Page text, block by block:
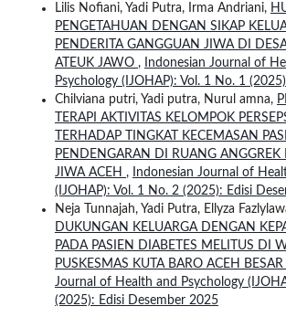
Lilis Nofiani, Yadi Putra, Irma Andriani,
PENGETAHUAN DENGAN SIKAP
PENDERITA GANGGUAN JIWA DI
ATEUK JAWO ,
Indonesian Journal of
Psychology (IJOHAP): Vol. 1 No. 1
Chilviana putri, Yadi putra, Nurul amna,
TERAPI AKTIVITAS KELOMPOK
TERHADAP TINGKAT KECEMASAN
PENDENGARAN DI RUANG ANGGREK
JIWA ACEH ,
Indonesian Journal of
(IJOHAP): Vol. 1 No. 2 (2025): Edisi
Neja Tunnajah, Yadi Putra, Ellyza
DUKUNGAN KELUARGA DENGAN
PADA PASIEN DIABETES MELITUS DI
PUSKESMAS KUTA BARO ACEH BESAR
Journal of Health and Psychology
(2025): Edisi Desember 2025